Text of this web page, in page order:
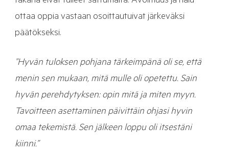
ottaa oppia vastaan osoittautuivat järkeväksi
päätökseksi.
”Hyvän tuloksen pohjana tärkeimpänä oli se, että
menin sen mukaan, mitä mulle oli opetettu. Sain
hyvän perehdytyksen: opin mitä ja miten myyn.
Tavoitteen asettaminen päivittäin ohjasi hyvin
omaa tekemistä. Sen jälkeen loppu oli itsestäni
kiinni.”